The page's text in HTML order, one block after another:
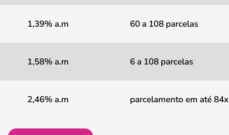
1,39% a.m 60 a 108 parcelas
1,58% a.m 6 a 108 parcelas
2,46% a.m parcelamento em até 84x